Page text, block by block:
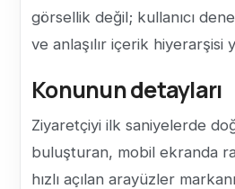
görsellik değil; kullanıcı
ve anlaşılır içerik hiyerarşisi
Konunun detayları
Ziyaretçiyi ilk saniyelerde
buluşturan, mobil ekranda
hızlı açılan arayüzler